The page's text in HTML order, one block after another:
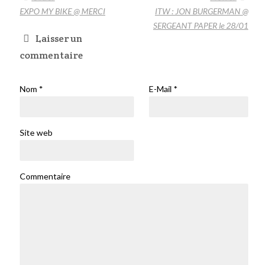
EXPO MY BIKE @ MERCI
ITW : JON BURGERMAN @
SERGEANT PAPER le 28/01
Laisser un
commentaire
Nom * E-Mail *
Site web
Commentaire